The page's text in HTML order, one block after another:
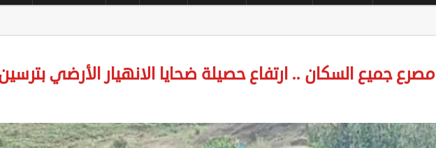
مصرع جميع السكان .. ارتفاع حصيلة ضحايا الانهيار الأرضي